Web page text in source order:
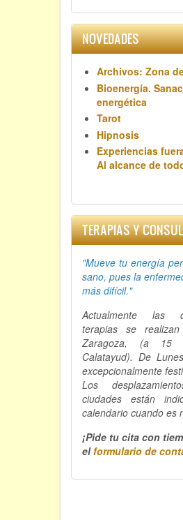
NOVEDADES
Archivos: Zona
Bioenergía.
energética
Tarot
Hipnosis
Experiencias
Al alcance de
TERAPIAS Y
"Mueve tu energía
sano, pues la
más difícil."
Actualmente las
terapias se
Zaragoza, (a 15
Calatayud). De
excepcionalmente
Los
ciudades están
calendario cuando es
¡Pide tu cita con
el formulario de